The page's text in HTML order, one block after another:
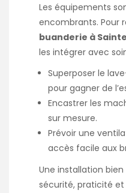
Les équipements
encombrants. Pour
buanderie à
les intégrer avec
Superposer le
pour gagner de
Encastrer les
sur mesure.
Prévoir une
accès facile aux
Une installation
sécurité, praticité et